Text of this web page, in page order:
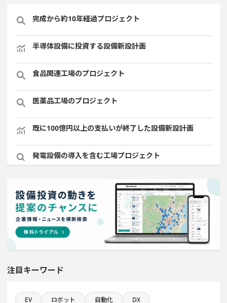
完成から約10年経過プロジェクト
半導体設備に投資する設備新設計画
食品関連工場のプロジェクト
医薬品工場のプロジェクト
既に100億円以上の支払いが終了した設備新設計画
発電設備の導入を含む工場プロジェクト
稼働から約10年経過プロジェクト
直近3か月以内に完了する設備新設計画
ホテル・宿泊事業を営む会社で10億円以上投資する設備
システム投資一覧
平均臨時雇用人員数が100人以上の企業一覧
注目キーワード
EV ロボット 自動化 DX